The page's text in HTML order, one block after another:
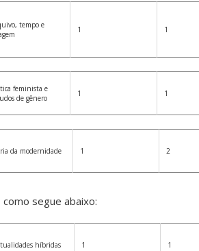
tempo e
1 1
feminista e
de gênero
1 1
da modernidade 1 2
segue abaixo:
híbridas 1 1